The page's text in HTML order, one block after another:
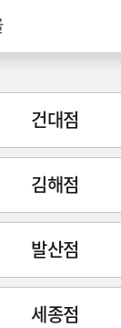
건대점
김해점
발산점
세종점